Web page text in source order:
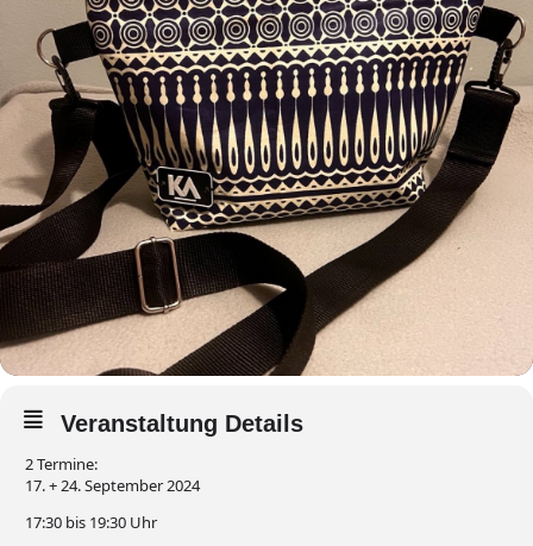
Veranstaltung Details
2 Termine:
17. + 24. September 2024
17:30 bis 19:30 Uhr